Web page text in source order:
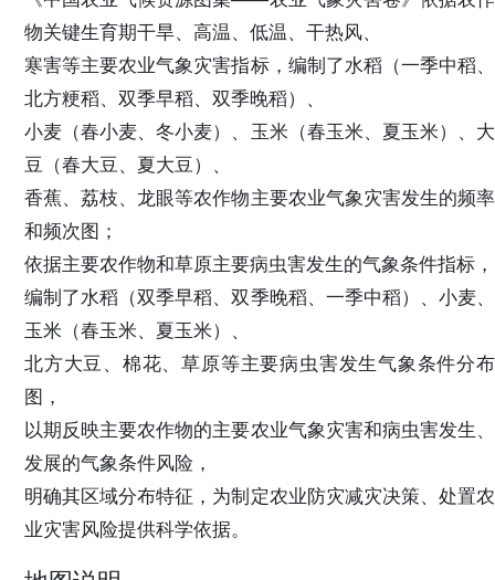
物关键生育期干旱、高温、低温、干热风、
寒害等主要农业气象灾害指标，编制了水稻（一季中稻、
北方粳稻、双季早稻、双季晚稻）、
小麦（春小麦、冬小麦）、玉米（春玉米、夏玉米）、大
豆（春大豆、夏大豆）、
香蕉、荔枝、龙眼等农作物主要农业气象灾害发生的频率
和频次图；
依据主要农作物和草原主要病虫害发生的气象条件指标，
编制了水稻（双季早稻、双季晚稻、一季中稻）、小麦、
玉米（春玉米、夏玉米）、
北方大豆、棉花、草原等主要病虫害发生气象条件分布
图，
以期反映主要农作物的主要农业气象灾害和病虫害发生、
发展的气象条件风险，
明确其区域分布特征，为制定农业防灾减灾决策、处置农
业灾害风险提供科学依据。